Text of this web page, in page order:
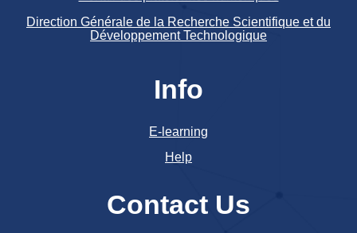
Direction Générale de la Recherche Scientifique et du
Développement Technologique
Info
E-learning
Help
Contact Us